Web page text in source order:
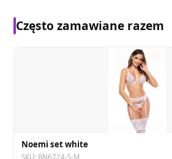
Często zamawiane razem
Noemi set white
SKU: BN6724-S-M